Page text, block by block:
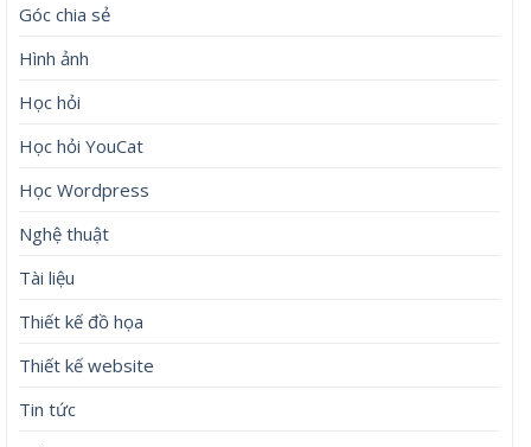
Góc chia sẻ
Hình ảnh
Học hỏi
Học hỏi YouCat
Học Wordpress
Nghệ thuật
Tài liệu
Thiết kế đồ họa
Thiết kế website
Tin tức